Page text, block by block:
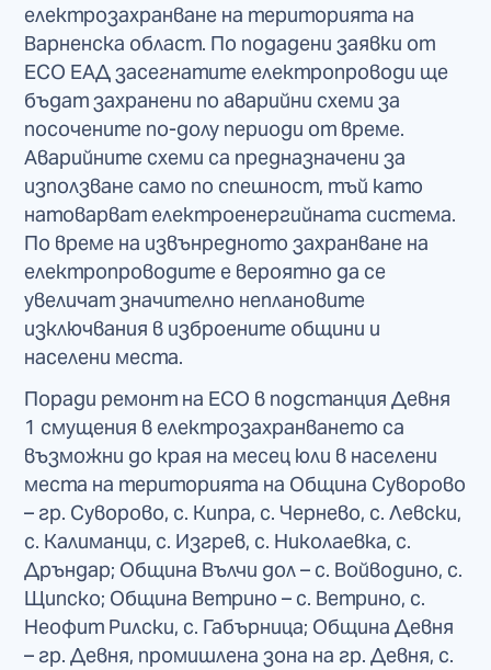
електрозахранване на територията на
Варненска област. По подадени заявки от
ЕСО ЕАД засегнатите електропроводи ще
бъдат захранени по аварийни схеми за
посочените по-долу периоди от време.
Аварийните схеми са предназначени за
използване само по спешност, тъй като
натоварват електроенергийната система.
По време на извънредното захранване на
електропроводите е вероятно да се
увеличат значително неплановите
изключвания в изброените общини и
населени места.
Поради ремонт на ЕСО в подстанция Девня
1 смущения в електрозахранването са
възможни до края на месец юли в населени
места на територията на Община Суворово
– гр. Суворово, с. Кипра, с. Чернево, с. Левски,
с. Калиманци, с. Изгрев, с. Николаевка, с.
Дръндар; Община Вълчи дол – с. Войводино, с.
Щипско; Община Ветрино – с. Ветрино, с.
Неофит Рилски, с. Габърница; Община Девня
– гр. Девня, промишлена зона на гр. Девня, с.